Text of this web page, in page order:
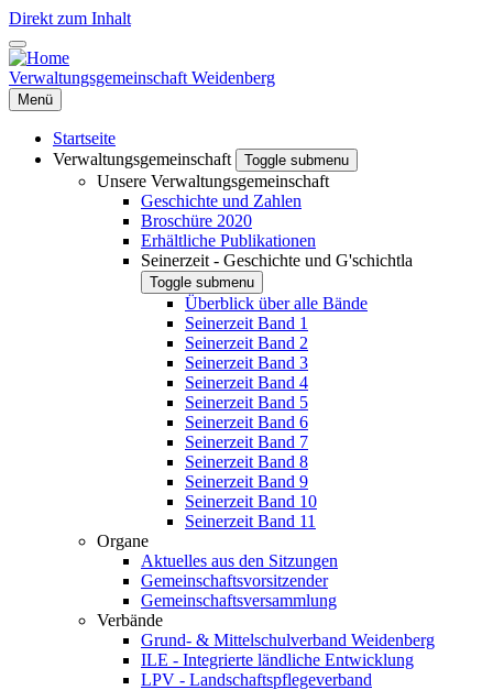
Direkt zum Inhalt
Verwaltungsgemeinschaft Weidenberg
Menü
Startseite
Verwaltungsgemeinschaft
Toggle submenu
Unsere Verwaltungsgemeinschaft
Geschichte und Zahlen
Broschüre 2020
Erhältliche Publikationen
Seinerzeit - Geschichte und G'schichtla
Toggle submenu
Überblick über alle Bände
Seinerzeit Band 1
Seinerzeit Band 2
Seinerzeit Band 3
Seinerzeit Band 4
Seinerzeit Band 5
Seinerzeit Band 6
Seinerzeit Band 7
Seinerzeit Band 8
Seinerzeit Band 9
Seinerzeit Band 10
Seinerzeit Band 11
Organe
Aktuelles aus den Sitzungen
Gemeinschaftsvorsitzender
Gemeinschaftsversammlung
Verbände
Grund- & Mittelschulverband Weidenberg
ILE - Integrierte ländliche Entwicklung
LPV - Landschaftspflegeverband